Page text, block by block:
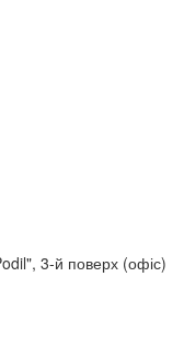
3-й поверх (офіс)